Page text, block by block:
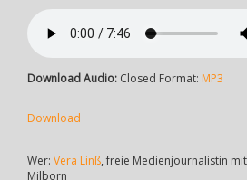
Download Audio: Closed Format: MP3
Download
Wer: Vera Linß, freie Medienjournalistin
Milborn